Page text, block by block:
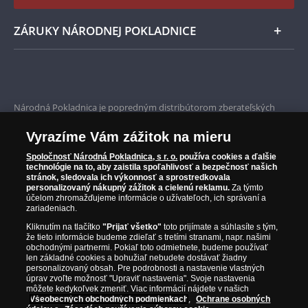
ZÁRUKY NÁRODNEJ POKLADNICE
Iba originálne produkty
Národná Pokladnica je popredným distribútorom zberateľských
od roku 2010.
Národná Pokladnica je oficiálnym distribútorom numizmatických
emisií z viac ako 50 krajín, vrátane známych mincovní a emitentov
ako je Britská kráľovská mincovňa, Kráľovská kanadská mincovňa,
Parížska mincovňa, Nórska mincovňa, Fínska mincovňa alebo
Austrálska mincovňa Perth. Spoločnosť svojim zákazníkom a
zberateľom garantuje, že všetky produkty sú v originálnej a v
autentickosti.
Vyrazíme Vám zážitok na mieru
Spoločnosť Národná Pokladnica, s r. o. používa cookies a ďalšie
technológie na to, aby zaistila spoľahlivosť a bezpečnosť našich
stránok, sledovala ich výkonnosť a sprostredkovala
personalizovaný nákupný zážitok a cielenú reklamu. Za týmto
účelom zhromažďujeme informácie o užívateľoch, ich správaní a
zariadeniach.
Kliknutím na tlačítko"Prijať všetko" toto prijímate a súhlasíte s tým,
že tieto informácie budeme zdieľať s tretími stranami, napr. našimi
obchodnými partnermi. Pokiaľ toto odmietnete, budeme používať
len základné cookies a bohužiaľ nebudete dostávať žiadny
personalizovaný obsah. Pre podrobnosti a nastavenie vlastných
úprav zvoľte možnosť "Upraviť nastavenia". Svoje nastavenia
môžete kedykoľvek zmeniť. Viac informácií nájdete v našich
Všeobecných obchodných podmienkach ,
Ochrane osobných